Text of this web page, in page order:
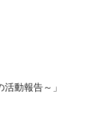
動報告～」